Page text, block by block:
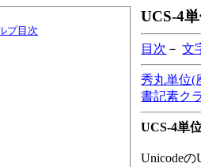
プ目次
UCS-4
目次 －文
秀丸単位(
書記素ク
UCS-4単
Unicode